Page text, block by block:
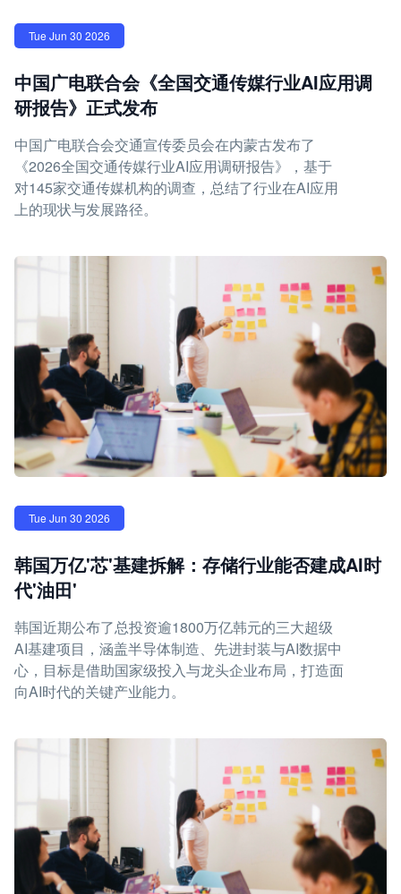
Tue Jun 30 2026
中国广电联合会《全国交通传媒行业AI应用调
研报告》正式发布
中国广电联合会交通宣传委员会在内蒙古发布了
《2026全国交通传媒行业AI应用调研报告》，基于
对145家交通传媒机构的调查，总结了行业在AI应用
上的现状与发展路径。
Tue Jun 30 2026
韩国万亿'芯'基建拆解：存储行业能否建成AI时
代'油田'
韩国近期公布了总投资逾1800万亿韩元的三大超级
AI基建项目，涵盖半导体制造、先进封装与AI数据中
心，目标是借助国家级投入与龙头企业布局，打造面
向AI时代的关键产业能力。